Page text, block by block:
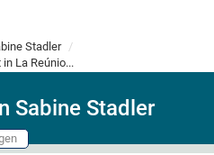
Stadler
La Reúnio...
Sabine Stadler